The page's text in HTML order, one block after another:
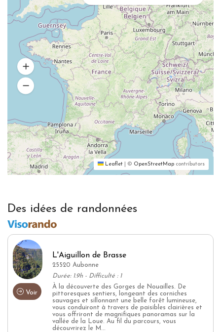
Leaflet © OpenStreetMap contributors
Des idées de randonnées
Voir
L'Aiguillon de Brasse
25520 Aubonne
Durée: 1.9h - Difficulté : 1
À la découverte des Gorges de Nouailles. De
pittoresques sentiers, longeant des corniches
sauvages et sillonnant une belle forêt lumineuse,
vous conduiront à travers de paisibles clairières et
vous offriront de magnifiques panoramas sur la
vallée de la Loue. Au fil du parcours, vous
découvrirez le M...